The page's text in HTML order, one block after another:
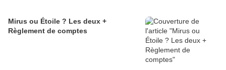
Mirus ou Étoile ? Les deux +
Règlement de comptes